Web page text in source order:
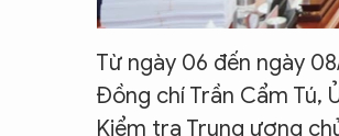
Từ ngày 06 đến ngày
Đồng chí Trần Cẩm Tú,
Kiểm tra Trung ương